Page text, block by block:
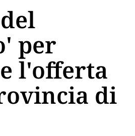
per
l'offerta
di